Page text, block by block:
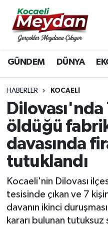
GÜNDEM DÜNYA
HABERLER KOCAELI
öldüğü
davasında
tutuklandı
Kocaeli'nin Dilovası
tesisinde çıkan ve 7
davanın ikinci
kararı bulunan tutuksuz
Nöbetçi Eczaneler
Hava Durumu
Trafik Durumu
Süper Lig Puan
Tüm Manşetler
Son Dakika Haberleri
Haber Arşivi